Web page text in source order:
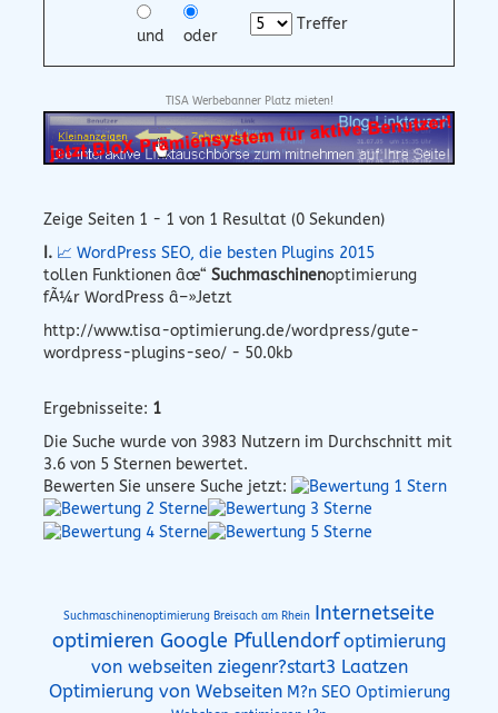
und oder
Treffer
TISA Werbebanner Platz mieten!
Zeige Seiten 1 - 1 von 1 Resultat (0 Sekunden)
I. 📈 WordPress SEO, die besten Plugins 2015
tollen Funktionen âœ“ Suchmaschinenoptimierung
fÃ¼r WordPress â–»Jetzt
http://www.tisa-optimierung.de/wordpress/gute-
wordpress-plugins-seo/ - 50.0kb
Ergebnisseite: 1
Die Suche wurde von 3983 Nutzern im Durchschnitt mit
3.6 von 5 Sternen bewertet.
Bewerten Sie unsere Suche jetzt:
Suchmaschinenoptimierung Breisach am Rhein Internetseite
optimieren Google Pfullendorf optimierung
von webseiten ziegenr?start3 Laatzen
Optimierung von Webseiten M?n SEO Optimierung